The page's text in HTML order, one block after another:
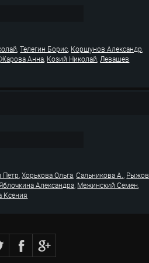
,Телегин Борис, Коршунов Александр,
Жарова Анна, Козий Николай,Левашев
Петр,Хорькова Ольга,Сальникова А. , Рыжов
Яблочкина Александра, Межинский Семен,
Ксения